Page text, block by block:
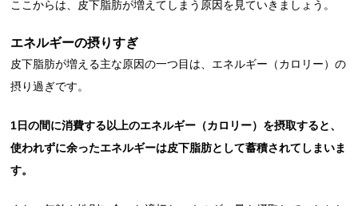
ここからは、皮下脂肪が増えてしまう原因を見ていきましょう。
エネルギーの摂りすぎ
皮下脂肪が増える主な原因の一つ目は、エネルギー（カロリー）の
摂り過ぎです。
1日の間に消費する以上のエネルギー（カロリー）を摂取すると、
使われずに余ったエネルギーは皮下脂肪として蓄積されてしまいま
す。